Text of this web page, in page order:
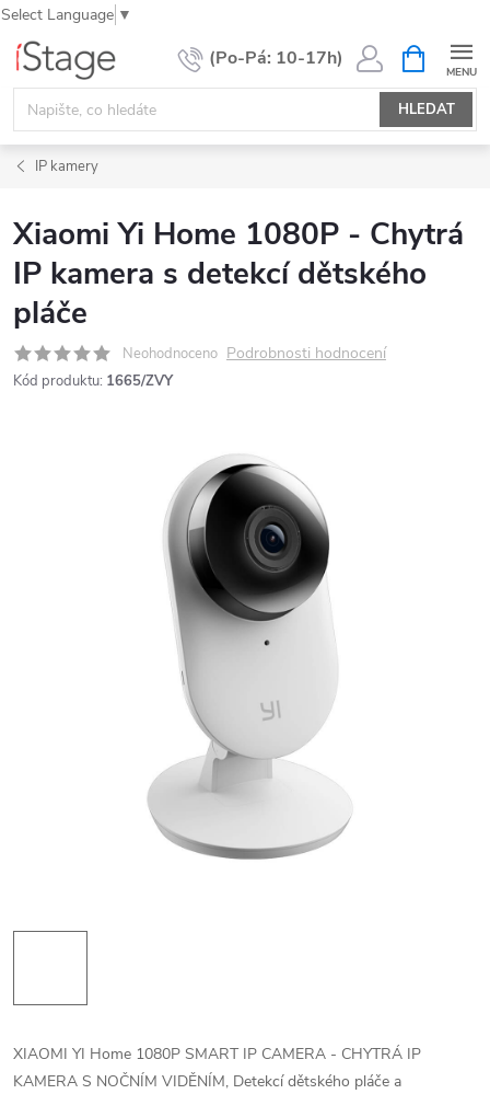
Select Language ▼
Přejít
obsah
HLEDAT
NÁKUPNÍ
KOŠÍK
IP kamery
Xiaomi Yi Home 1080P - Chytrá
IP kamera s detekcí dětského
pláče
Neohodnoceno Podrobnosti hodnocení
Kód produktu: 1665/ZVY
XIAOMI YI Home 1080P SMART IP CAMERA - CHYTRÁ IP
KAMERA S NOČNÍM VIDĚNÍM, Detekcí dětského pláče a